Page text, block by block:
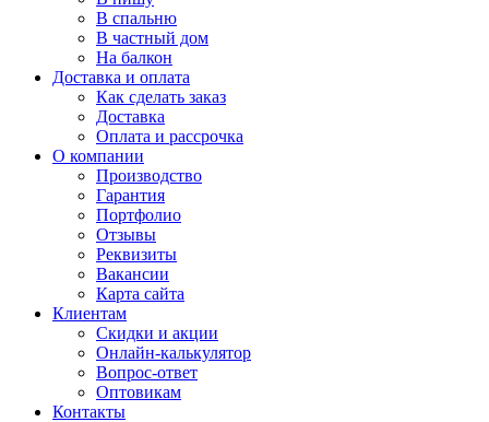
В спальню
В частный дом
На балкон
Доставка и оплата
Как сделать заказ
Доставка
Оплата и рассрочка
О компании
Производство
Гарантия
Портфолио
Отзывы
Реквизиты
Вакансии
Карта сайта
Клиентам
Скидки и акции
Онлайн-калькулятор
Вопрос-ответ
Оптовикам
Контакты